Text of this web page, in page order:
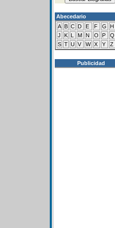
Abecedario
A B C D E F G H
J
K L M N O P Q
S T U V W X Y Z
Publicidad